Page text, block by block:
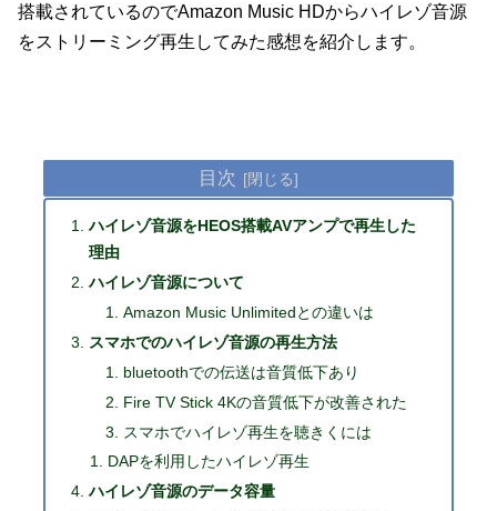
搭載されているのでAmazon Music HDからハイレゾ音源
をストリーミング再生してみた感想を紹介します。
目次
ハイレゾ音源をHEOS搭載AVアンプで再生した
理由
ハイレゾ音源について
Amazon Music Unlimitedとの違いは
スマホでのハイレゾ音源の再生方法
bluetoothでの伝送は音質低下あり
Fire TV Stick 4Kの音質低下が改善された
スマホでハイレゾ再生を聴きくには
DAPを利用したハイレゾ再生
ハイレゾ音源のデータ容量